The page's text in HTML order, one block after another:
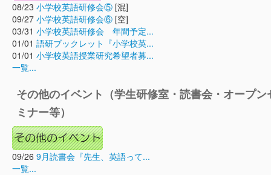
08/23 小学校英語研修会⑤ [混]
09/27 小学校英語研修会⑥ [空]
03/31 小学校英語研修会 年間予定...
01/01 語研ブックレット『小学校英...
01/01 小学校英語授業研究希望者募...
一覧...
その他のイベント（学生研修室・読書会・オープン
ミナー等）
09/26 9月読書会『先生、英語って...
一覧...